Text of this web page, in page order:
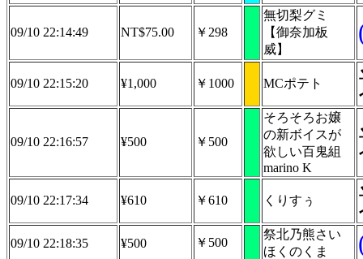
09/10 22:14:49 NT$75.00 ￥298
無切梨グミ
【御奈加板
威】
09/10 22:15:20 ¥1,000 ￥1000 MCポテト
09/10 22:16:57 ¥500 ￥500
そろそろお嬢
の新ボイスが
欲しい百鬼組
marino K
09/10 22:17:34 ¥610 ￥610 くりすぅ
09/10 22:18:35 ¥500 ￥500
祭北乃熊さい
ほくのくま